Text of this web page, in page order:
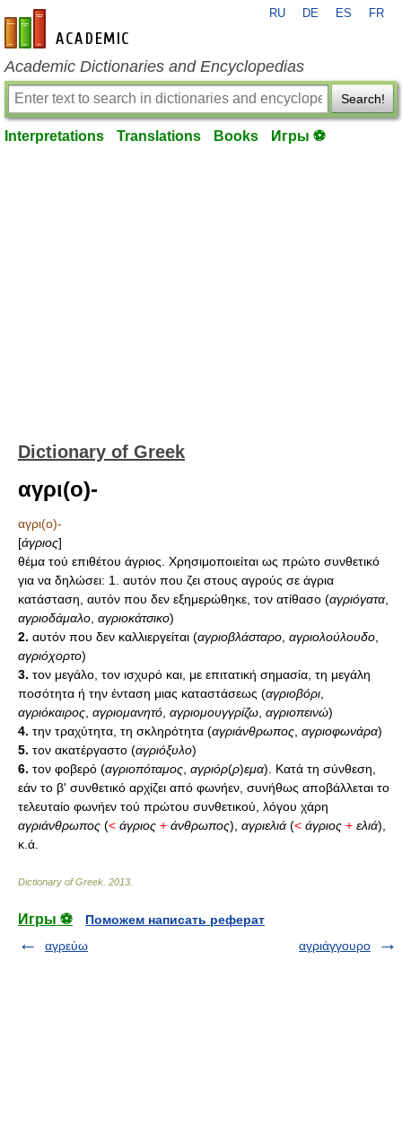
en-academic.com
RU DE ES FR
Academic Dictionaries and Encyclopedias
Search!
Interpretations Translations Books Игры ⚽
Dictionary of Greek
αγρι(ο)-
αγρι(ο)-
[άγριος]
θέμα τού επιθέτου άγριος. Χρησιμοποιείται ως πρώτο συνθετικό
για να δηλώσει: 1. αυτόν που ζει στους αγρούς σε άγρια
κατάσταση, αυτόν που δεν εξημερώθηκε, τον ατίθασο (αγριόγατα
αγριοδάμαλο αγριοκάτσικο)
2. αυτόν που δεν καλλιεργείται (αγριοβλάσταρο αγριολούλουδο
αγριόχορτο)
3. τον μεγάλο, τον ισχυρό και, με επιτατική σημασία, τη μεγάλη
ποσότητα ή την ένταση μιας καταστάσεως (αγριοβόρι
αγριόκαιρος αγριομανητό αγριομουγγρίζω αγριοπεινώ)
4. την τραχύτητα, τη σκληρότητα (αγριάνθρωπος αγριοφωνάρα)
5. τον ακατέργαστο (αγριόξυλο)
6. τον φοβερό (αγριοπόταμος αγριόρ(ρ)εμα). Κατά τη σύνθεση,
εάν το β' συνθετικό αρχίζει από φωνήεν, συνήθως αποβάλλεται το
τελευταίο φωνήεν τού πρώτου συνθετικού, λόγου χάρη
αγριάνθρωπος (< άγριος + άνθρωπος), αγριελιά (< άγριος + ελιά),
κ.ά.
Dictionary of Greek 2013
Игры ⚽
Поможем написать реферат
αγρεύω
αγριάγγουρο